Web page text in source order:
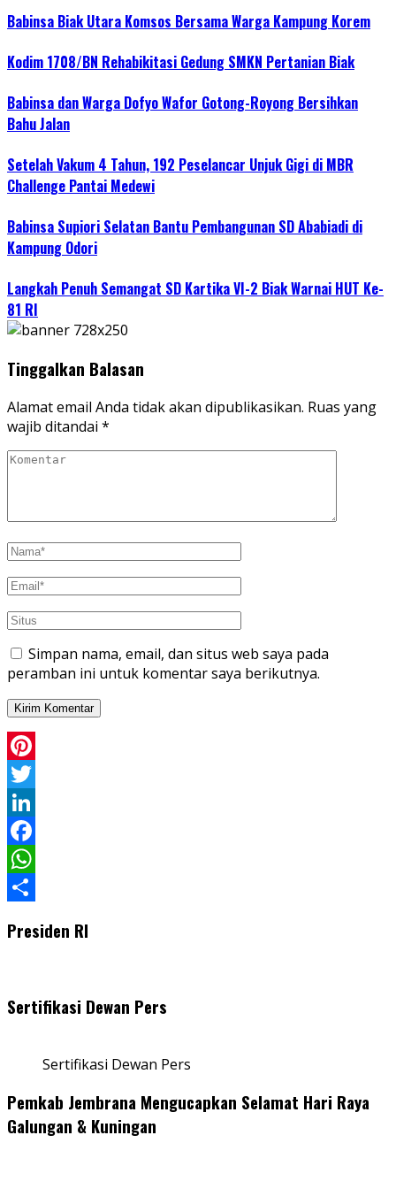
Babinsa Biak Utara Komsos Bersama Warga Kampung Korem
Kodim 1708/BN Rehabikitasi Gedung SMKN Pertanian Biak
Babinsa dan Warga Dofyo Wafor Gotong-Royong Bersihkan
Bahu Jalan
Setelah Vakum 4 Tahun, 192 Peselancar Unjuk Gigi di MBR
Challenge Pantai Medewi
Babinsa Supiori Selatan Bantu Pembangunan SD Ababiadi di
Kampung Odori
Langkah Penuh Semangat SD Kartika VI-2 Biak Warnai HUT Ke-
81 RI
Tinggalkan Balasan
Alamat email Anda tidak akan dipublikasikan. Ruas yang
wajib ditandai *
Simpan nama, email, dan situs web saya pada
peramban ini untuk komentar saya berikutnya.
Pinterest
Twitter
LinkedIn
Facebook
WhatsApp
Presiden RI
Sertifikasi Dewan Pers
Sertifikasi Dewan Pers
Pemkab Jembrana Mengucapkan Selamat Hari Raya
Galungan & Kuningan